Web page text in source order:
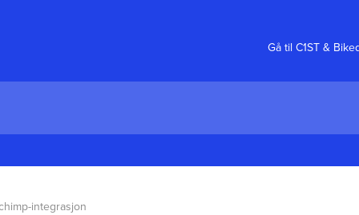
Gå til C1ST &
integrasjon